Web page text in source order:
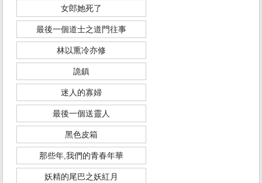
女郎她死了
最後一個道士之道門往事
林以熏冷亦修
詭鎮
迷人的寡婦
最後一個送靈人
黑色皮箱
那些年,我們的青春年華
妖精的尾巴之妖紅月